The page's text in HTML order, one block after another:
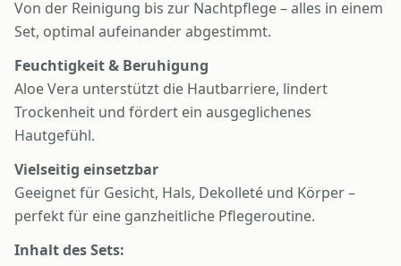
Von der Reinigung bis zur Nachtpflege – alles in einem
Set, optimal aufeinander abgestimmt.
Feuchtigkeit & Beruhigung
Aloe Vera unterstützt die Hautbarriere, lindert
Trockenheit und fördert ein ausgeglichenes
Hautgefühl.
Vielseitig einsetzbar
Geeignet für Gesicht, Hals, Dekolleté und Körper –
perfekt für eine ganzheitliche Pflegeroutine.
Inhalt des Sets: